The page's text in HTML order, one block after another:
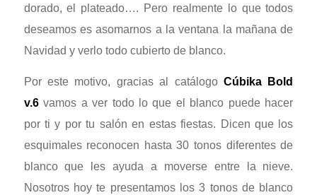
dorado, el plateado…. Pero realmente lo que todos
deseamos es asomarnos a la ventana la mañana de
Navidad y verlo todo cubierto de blanco.
Por este motivo, gracias al catálogo Cúbika Bold
v.6vamos a ver todo lo que el blanco puede hacer
por ti y por tu salón en estas fiestas. Dicen que los
esquimales reconocen hasta 30 tonos diferentes de
blanco que les ayuda a moverse entre la nieve.
Nosotros hoy te presentamos los 3 tonos de blanco